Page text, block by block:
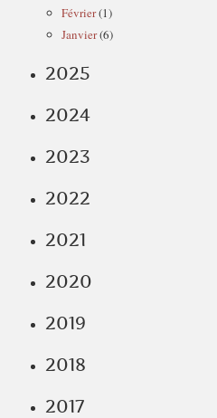
Février(1)
Janvier(6)
2025
2024
2023
2022
2021
2020
2019
2018
2017